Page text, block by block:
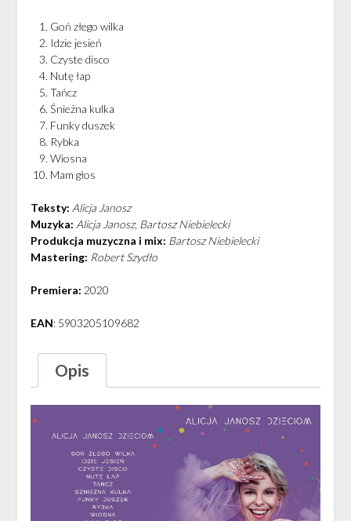
Goń złego wilka
Idzie jesień
Czyste disco
Nutę łap
Tańcz
Śnieżna kulka
Funky duszek
Rybka
Wiosna
Mam głos
Teksty: Alicja Janosz
Muzyka: Alicja Janosz, Bartosz Niebielecki
Produkcja muzyczna i mix: Bartosz Niebielecki
Mastering: Robert Szydło
Premiera: 2020
EAN:5903205109682
Opis